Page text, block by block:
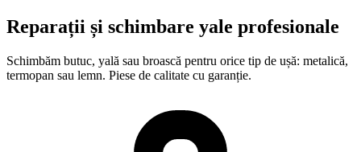
Reparații și schimbare yale profesionale
Schimbăm butuc, yală sau broască pentru orice tip de ușă: metalică,
termopan sau lemn. Piese de calitate cu garanție.